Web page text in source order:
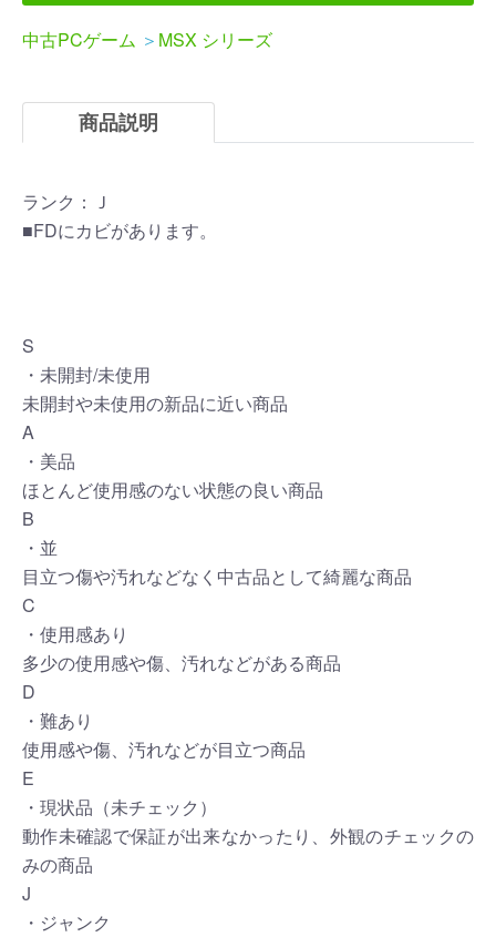
中古PCゲーム ＞ MSX シリーズ
商品説明
ランク：Ｊ
■FDにカビがあります。
S
・未開封/未使用
未開封や未使用の新品に近い商品
A
・美品
ほとんど使用感のない状態の良い商品
B
・並
目立つ傷や汚れなどなく中古品として綺麗な商品
C
・使用感あり
多少の使用感や傷、汚れなどがある商品
D
・難あり
使用感や傷、汚れなどが目立つ商品
E
・現状品（未チェック）
動作未確認で保証が出来なかったり、外観のチェックの
みの商品
J
・ジャンク